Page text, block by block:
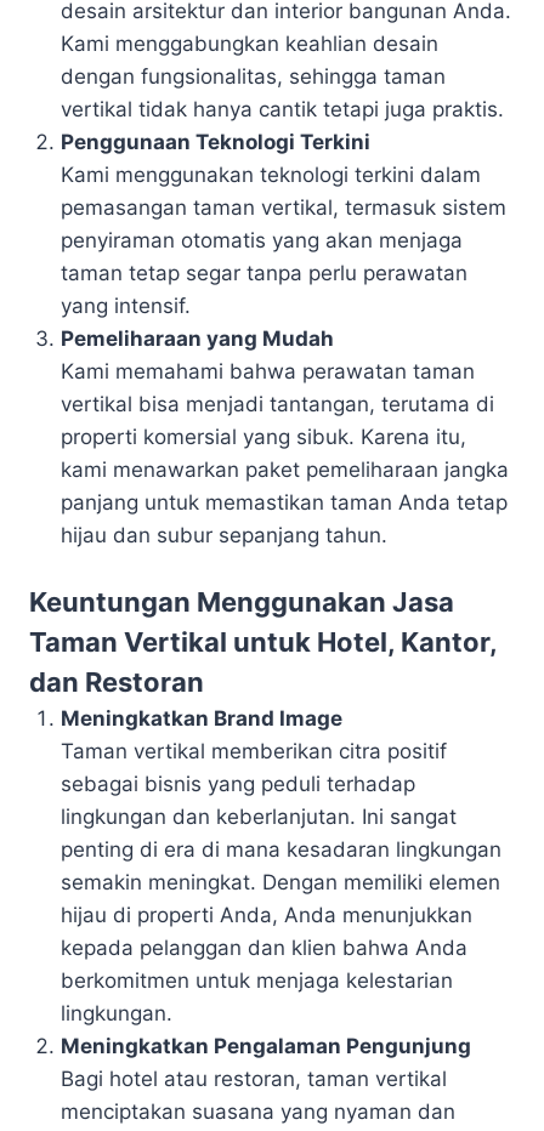
desain arsitektur dan interior bangunan Anda.
Kami menggabungkan keahlian desain
dengan fungsionalitas, sehingga taman
vertikal tidak hanya cantik tetapi juga praktis.
Penggunaan Teknologi Terkini
Kami menggunakan teknologi terkini dalam
pemasangan taman vertikal, termasuk sistem
penyiraman otomatis yang akan menjaga
taman tetap segar tanpa perlu perawatan
yang intensif.
Pemeliharaan yang Mudah
Kami memahami bahwa perawatan taman
vertikal bisa menjadi tantangan, terutama di
properti komersial yang sibuk. Karena itu,
kami menawarkan paket pemeliharaan jangka
panjang untuk memastikan taman Anda tetap
hijau dan subur sepanjang tahun.
Keuntungan Menggunakan Jasa
Taman Vertikal untuk Hotel, Kantor,
dan Restoran
Meningkatkan Brand Image
Taman vertikal memberikan citra positif
sebagai bisnis yang peduli terhadap
lingkungan dan keberlanjutan. Ini sangat
penting di era di mana kesadaran lingkungan
semakin meningkat. Dengan memiliki elemen
hijau di properti Anda, Anda menunjukkan
kepada pelanggan dan klien bahwa Anda
berkomitmen untuk menjaga kelestarian
lingkungan.
Meningkatkan Pengalaman Pengunjung
Bagi hotel atau restoran, taman vertikal
menciptakan suasana yang nyaman dan